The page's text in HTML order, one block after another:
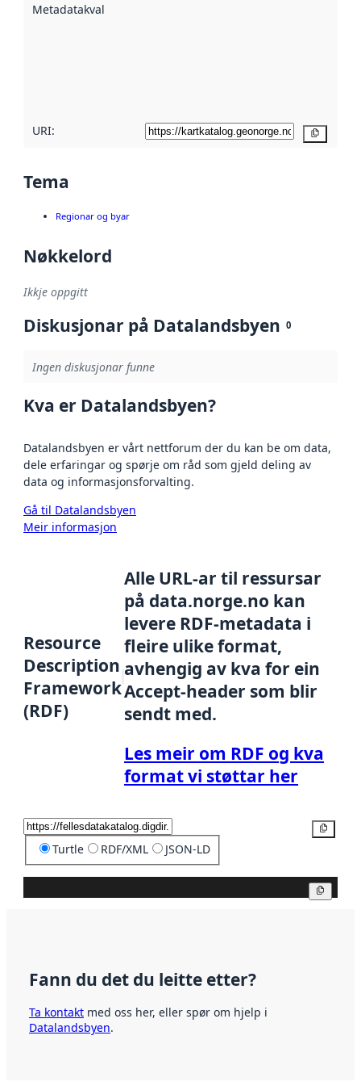
Metadatakvalitet
URI:
Tema
Regionar og byar
Nøkkelord
Ikkje oppgitt
Diskusjonar på Datalandsbyen 0
Ingen diskusjonar funne
Kva er Datalandsbyen?
Datalandsbyen er vårt nettforum der du kan be om data,
dele erfaringar og spørje om råd som gjeld deling av
data og informasjonsforvalting.
Gå til Datalandsbyen
Meir informasjon
Resource
Description
Framework
(RDF)
Alle URL-ar til ressursar
på data.norge.no kan
levere RDF-metadata i
fleire ulike format,
avhengig av kva for ein
Accept-header som blir
sendt med.
Les meir om RDF og kva
format vi støttar her
Turtle RDF/XML JSON-LD
Fann du det du leitte etter?
Ta kontakt med oss her, eller spør om hjelp i
Datalandsbyen.